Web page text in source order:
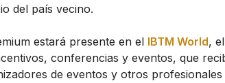
del país vecino.
estará presente en el IBTM World,
conferencias y eventos, que
de eventos y otros profesionales